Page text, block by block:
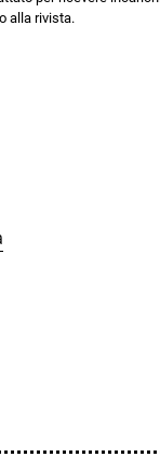
alla rivista.